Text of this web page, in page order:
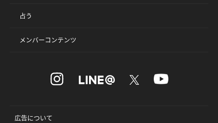
占う
メンバーコンテンツ
広告について